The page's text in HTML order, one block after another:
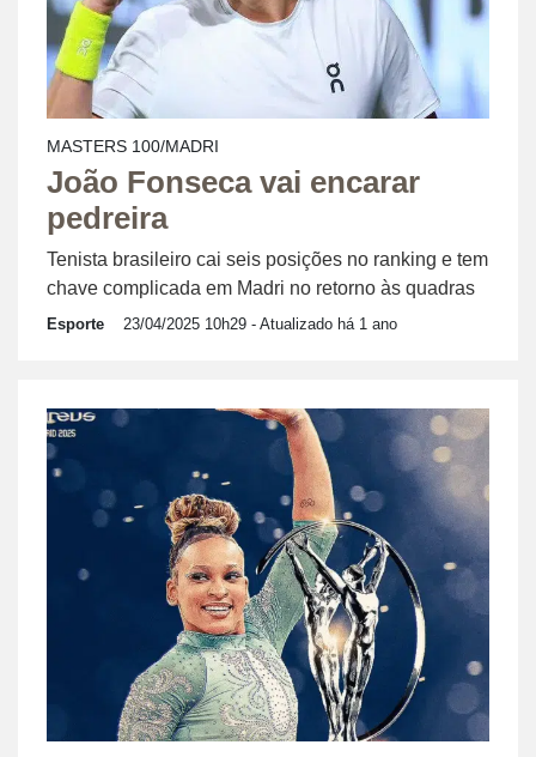
MASTERS 100/MADRI
João Fonseca vai encarar
pedreira
Tenista brasileiro cai seis posições no ranking e tem
chave complicada em Madri no retorno às quadras
Esporte 23/04/2025 10h29 - Atualizado há 1 ano